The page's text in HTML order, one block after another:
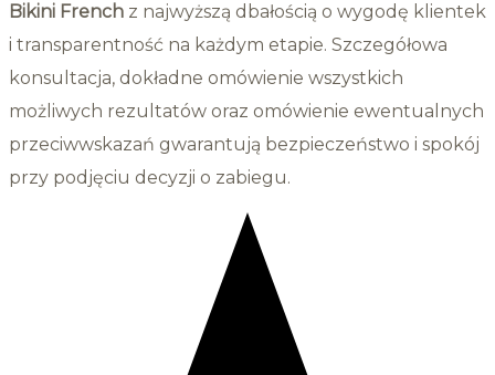
Bikini French z najwyższą dbałością o wygodę klientek
i transparentność na każdym etapie. Szczegółowa
konsultacja, dokładne omówienie wszystkich
możliwych rezultatów oraz omówienie ewentualnych
przeciwwskazań gwarantują bezpieczeństwo i spokój
przy podjęciu decyzji o zabiegu.